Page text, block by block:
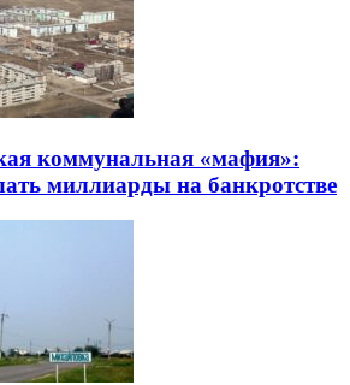
коммунальная «мафия»:
миллиарды на банкротстве